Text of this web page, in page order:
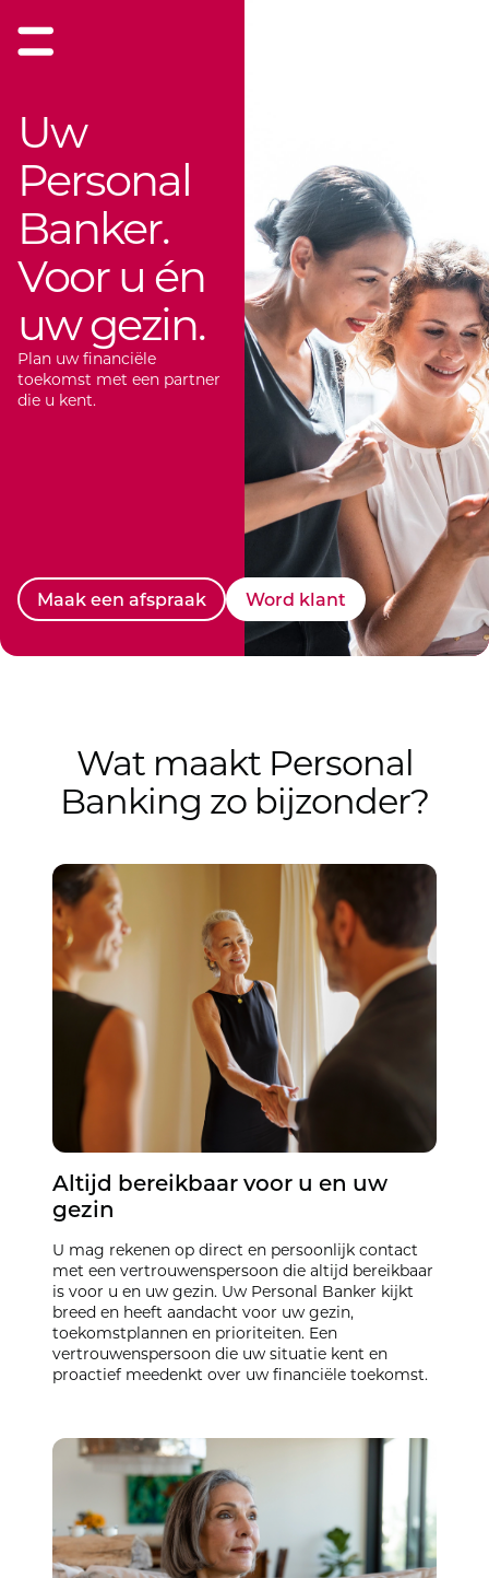
Uw
Personal
Banker.
Voor u én
uw gezin.
Plan uw financiële
toekomst met een partner
die u kent.
Maak een afspraak Word klant
Wat maakt Personal
Banking zo bijzonder?
Altijd bereikbaar voor u en uw
gezin
U mag rekenen op direct en persoonlijk contact
met een vertrouwenspersoon die altijd bereikbaar
is voor u en uw gezin. Uw Personal Banker kijkt
breed en heeft aandacht voor uw gezin,
toekomstplannen en prioriteiten. Een
vertrouwenspersoon die uw situatie kent en
proactief meedenkt over uw financiële toekomst.